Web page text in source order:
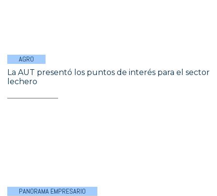
AGRO
La AUT presentó los puntos de interés para el sector
lechero
PANORAMA EMPRESARIO